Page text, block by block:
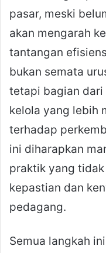
pasar, meski
akan mengarah
tantangan
bukan semata
tetapi bagian
kelola yang lebih
terhadap
ini diharapkan
praktik yang
kepastian dan
pedagang.
Semua langkah